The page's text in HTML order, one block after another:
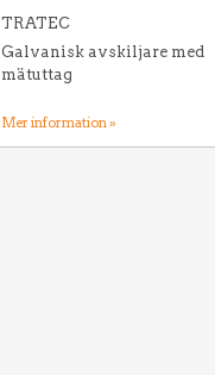
TRATEC
Galvanisk avskiljare med
mätuttag
Mer information »